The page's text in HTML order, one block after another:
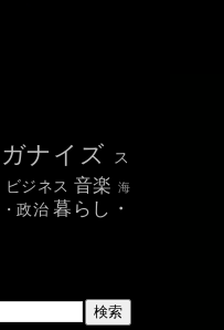
ナイズ
ス
ビジネス 音楽 海
政治暮らし・